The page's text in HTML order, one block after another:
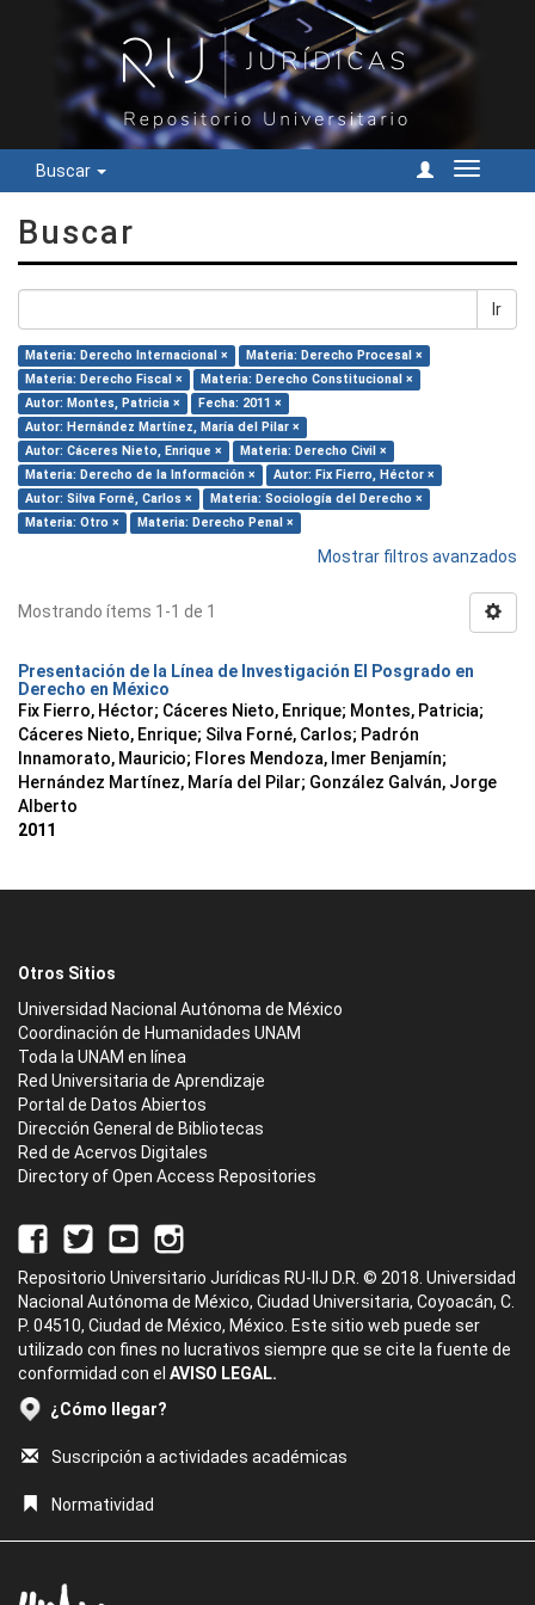
Buscar
Cambiar
Buscar
Ir
Materia: Derecho Internacional ×
Materia: Derecho Procesal ×
Materia: Derecho Fiscal ×
Materia: Derecho Constitucional ×
Autor: Montes, Patricia ×
Fecha: 2011 ×
Autor: Hernández Martínez, María del Pilar ×
Autor: Cáceres Nieto, Enrique ×
Materia: Derecho Civil ×
Materia: Derecho de la Información ×
Autor: Fix Fierro, Héctor ×
Autor: Silva Forné, Carlos ×
Materia: Sociología del Derecho ×
Materia: Otro ×
Materia: Derecho Penal ×
Mostrar filtros avanzados
Mostrando ítems 1-1 de 1
Presentación de la Línea de Investigación El Posgrado en
Derecho en México
Fix Fierro, Héctor; Cáceres Nieto, Enrique; Montes, Patricia;
Cáceres Nieto, Enrique; Silva Forné, Carlos; Padrón
Innamorato, Mauricio; Flores Mendoza, Imer Benjamín;
Hernández Martínez, María del Pilar; González Galván, Jorge
Alberto
2011
Otros Sitios
Universidad Nacional Autónoma de México
Coordinación de Humanidades UNAM
Toda la UNAM en línea
Red Universitaria de Aprendizaje
Portal de Datos Abiertos
Dirección General de Bibliotecas
Red de Acervos Digitales
Directory of Open Access Repositories
Repositorio Universitario Jurídicas RU-IIJ D.R. © 2018. Universidad
Nacional Autónoma de México, Ciudad Universitaria, Coyoacán, C.
P. 04510, Ciudad de México, México. Este sitio web puede ser
utilizado con fines no lucrativos siempre que se cite la fuente de
conformidad con el AVISO LEGAL.
¿Cómo llegar?
Suscripción a actividades académicas
Normatividad